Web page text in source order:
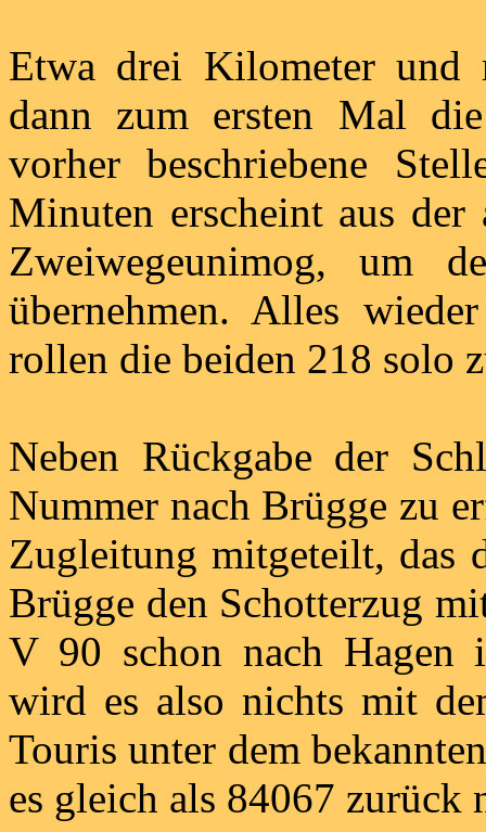
Etwa drei Kilometer und
dann zum ersten Mal
vorher beschriebene
Minuten erscheint aus
Zweiwegeunimog, um
übernehmen. Alles
rollen die beiden 218 solo
Neben Rückgabe der
Nummer nach Brügge zu
Zugleitung mitgeteilt, das
Brügge den Schotterzug
V 90 schon nach Hagen
wird es also nichts mit
Touris unter dem
es gleich als 84067 zurück